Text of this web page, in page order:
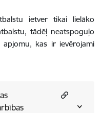
ietver tikai lielāko
tādēļ neatspoguļo
apjomu, kas ir ievērojami